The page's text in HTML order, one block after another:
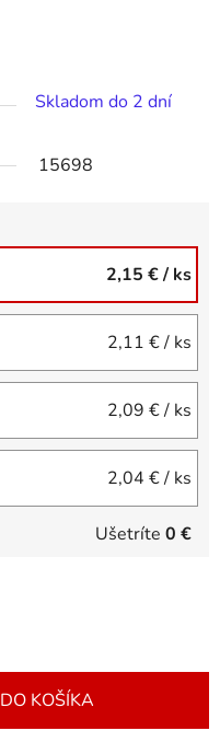
Skladom do 2 dní
15698
2,15 €/ ks
2,11 €/ ks
2,09 €/ ks
2,04 €/ ks
Ušetríte 0 €
DO KOŠÍKA